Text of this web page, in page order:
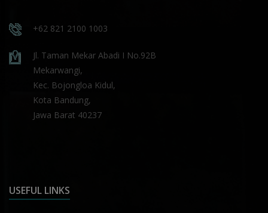
+62 821 2100 1003
Jl. Taman Mekar Abadi I No.92B
Mekarwangi,
Kec. Bojongloa Kidul,
Kota Bandung,
Jawa Barat 40237
USEFUL LINKS